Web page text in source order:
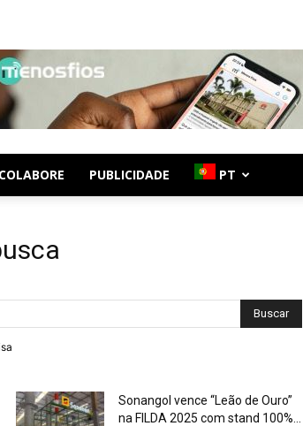
COLABORE PUBLICIDADE PT
Sonangol vence “Leão de Ouro”
na FILDA 2025 com stand 100%...